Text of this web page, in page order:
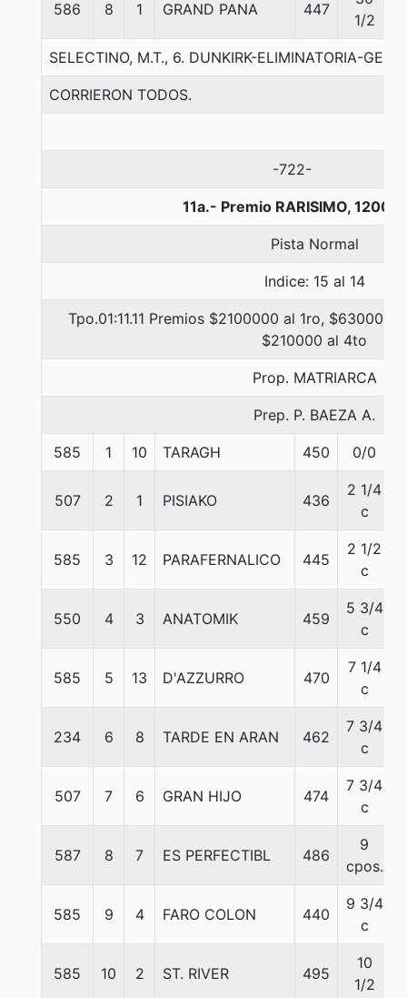
586 8 1 GRAND PANA 447
1/2
SELECTINO, M.T., 6. DUNKIRK-ELIMINATORIA-GEM
CORRIERON TODOS.
-722-
11a.- Premio RARISIMO, 1200
Pista Normal
Indice: 15 al 14
Tpo.01:11.11 Premios $2100000 al 1ro,
$210000 al 4to
Prop. MATRIARCA
Prep. P. BAEZA A.
585 1 10 TARAGH 450 0/0
507 2 1 PISIAKO 436
2 1/4
c
585 3 12 PARAFERNALICO 445
2 1/2
c
550 4 3 ANATOMIK 459
5 3/4
c
585 5 13 D'AZZURRO 470
7 1/4
c
234 6 8 TARDE EN ARAN 462
7 3/4
c
507 7 6 GRAN HIJO 474
7 3/4
c
587 8 7 ES PERFECTIBL 486
9
cpos.
585 9 4 FARO COLON 440
9 3/4
c
585 10 2 ST. RIVER 495
10
1/2